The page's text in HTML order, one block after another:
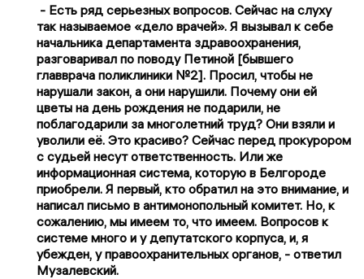
- Есть ряд серьезных вопросов. Сейчас на слуху
так называемое «дело врачей». Я вызывал к себе
начальника департамента здравоохранения,
разговаривал по поводу Петиной [бывшего
главврача поликлиники №2]. Просил, чтобы не
нарушали закон, а они нарушили. Почему они ей
цветы на день рождения не подарили, не
поблагодарили за многолетний труд? Они взяли и
уволили её. Это красиво? Сейчас перед прокурором
с судьей несут ответственность. Или же
информационная система, которую в Белгороде
приобрели. Я первый, кто обратил на это внимание, и
написал письмо в антимонопольный комитет. Но, к
сожалению, мы имеем то, что имеем. Вопросов к
системе много и у депутатского корпуса, и, я
убежден, у правоохранительных органов, - ответил
Музалевский.